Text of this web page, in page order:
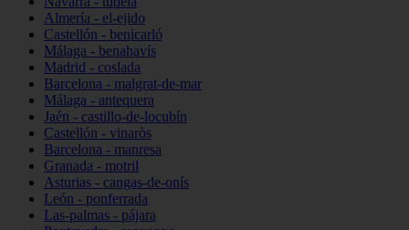
Almería - el-ejido
Castellón - benicarló
Málaga - benahavís
Madrid - coslada
Barcelona - malgrat-de-mar
Málaga - antequera
Jaén - castillo-de-locubín
Castellón - vinaròs
Barcelona - manresa
Granada - motril
Asturias - cangas-de-onís
León - ponferrada
Las-palmas - pájara